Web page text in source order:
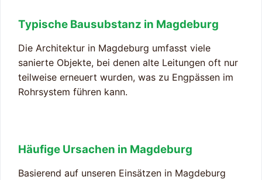
Typische Bausubstanz in Magdeburg
Die Architektur in Magdeburg umfasst viele
sanierte Objekte, bei denen alte Leitungen oft nur
teilweise erneuert wurden, was zu Engpässen im
Rohrsystem führen kann.
Häufige Ursachen in Magdeburg
Basierend auf unseren Einsätzen in Magdeburg